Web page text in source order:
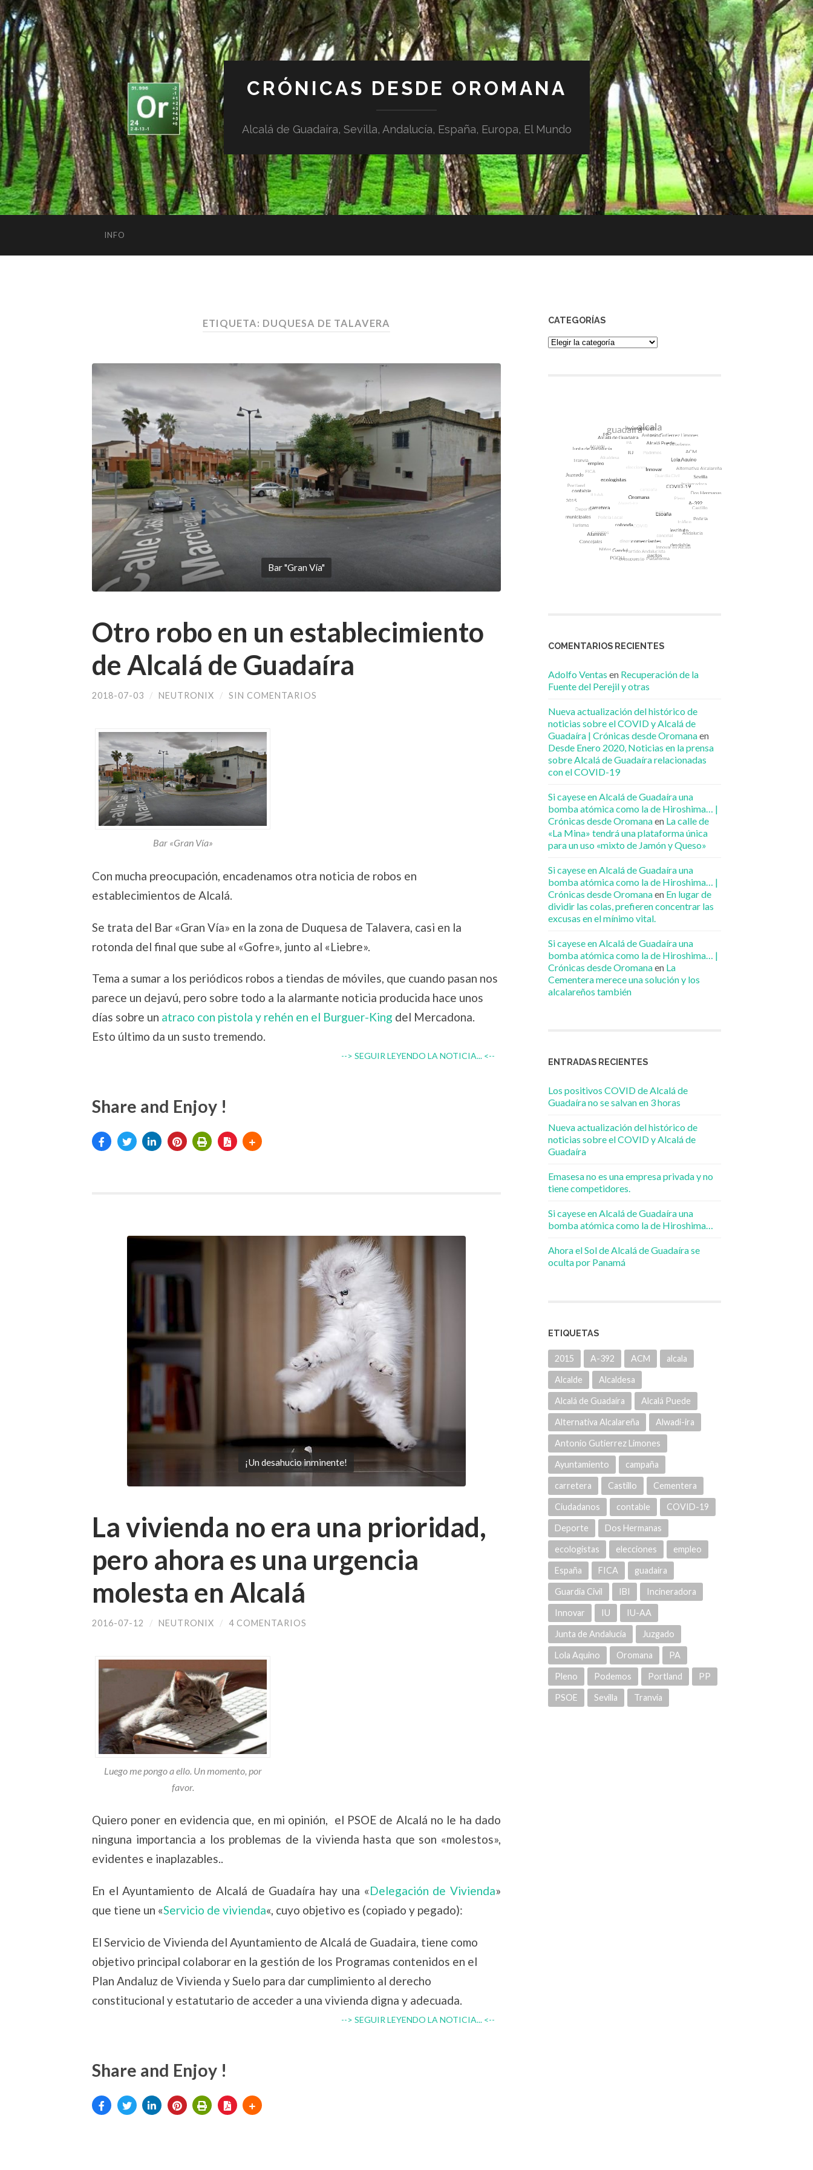
CRÓNICAS DESDE OROMANA
Alcalá de Guadaíra, Sevilla, Andalucía, España, Europa, El Mundo
INFO
ETIQUETA: DUQUESA DE TALAVERA
Bar "Gran Vía"
Otro robo en un establecimiento
de Alcalá de Guadaíra
2018-07-03 / NEUTRONIX / SIN COMENTARIOS
Bar «Gran Vía»
Con mucha preocupación, encadenamos otra noticia de robos en
establecimientos de Alcalá.
Se trata del Bar «Gran Vía» en la zona de Duquesa de Talavera, casi en la
rotonda del final que sube al «Gofre», junto al «Liebre».
Tema a sumar a los periódicos robos a tiendas de móviles, que cuando pasan nos
parece un dejavú, pero sobre todo a la alarmante noticia producida hace unos
días sobre un atraco con pistola y rehén en el Burguer-King del Mercadona.
Esto último da un susto tremendo.
--> SEGUIR LEYENDO LA NOTICIA... <--
Share and Enjoy !
¡Un desahucio inminente!
La vivienda no era una prioridad,
pero ahora es una urgencia
molesta en Alcalá
2016-07-12 / NEUTRONIX / 4 COMENTARIOS
Luego me pongo a ello. Un momento, por
favor.
Quiero poner en evidencia que, en mi opinión, el PSOE de Alcalá no le ha dado
ninguna importancia a los problemas de la vivienda hasta que son «molestos»,
evidentes e inaplazables..
En el Ayuntamiento de Alcalá de Guadaíra hay una «Delegación de Vivienda»
que tiene un «Servicio de vivienda«, cuyo objetivo es (copiado y pegado):
El Servicio de Vivienda del Ayuntamiento de Alcalá de Guadaira, tiene como
objetivo principal colaborar en la gestión de los Programas contenidos en el
Plan Andaluz de Vivienda y Suelo para dar cumplimiento al derecho
constitucional y estatutario de acceder a una vivienda digna y adecuada.
--> SEGUIR LEYENDO LA NOTICIA... <--
Share and Enjoy !
CATEGORÍAS
COMENTARIOS RECIENTES
Adolfo Ventas en Recuperación de la
Fuente del Perejil y otras
Nueva actualización del histórico de
noticias sobre el COVID y Alcalá de
Guadaíra | Crónicas desde Oromanaen
Desde Enero 2020, Noticias en la prensa
sobre Alcalá de Guadaíra relacionadas
con el COVID-19
Si cayese en Alcalá de Guadaíra una
bomba atómica como la de Hiroshima… |
Crónicas desde Oromanaen La calle de
«La Mina» tendrá una plataforma única
para un uso «mixto de Jamón y Queso»
Si cayese en Alcalá de Guadaíra una
bomba atómica como la de Hiroshima… |
Crónicas desde Oromanaen En lugar de
dividir las colas, prefieren concentrar las
excusas en el mínimo vital.
Si cayese en Alcalá de Guadaíra una
bomba atómica como la de Hiroshima… |
Crónicas desde Oromanaen La
Cementera merece una solución y los
alcalareños también
ENTRADAS RECIENTES
Los positivos COVID de Alcalá de
Guadaíra no se salvan en 3 horas
Nueva actualización del histórico de
noticias sobre el COVID y Alcalá de
Guadaíra
Emasesa no es una empresa privada y no
tiene competidores.
Si cayese en Alcalá de Guadaíra una
bomba atómica como la de Hiroshima…
Ahora el Sol de Alcalá de Guadaíra se
oculta por Panamá
ETIQUETAS
2015 A-392 ACM alcala
Alcalde Alcaldesa
Alcalá de Guadaíra Alcalá Puede
Alternativa Alcalareña Alwadi-ira
Antonio Gutierrez Limones
Ayuntamiento campaña
carretera Castillo Cementera
Ciudadanos contable COVID-19
Deporte Dos Hermanas
ecologistas elecciones empleo
España FICA guadaira
Guardia Civil IBI Incineradora
Innovar IU IU-AA
Junta de Andalucía Juzgado
Lola Aquino Oromana PA
Pleno Podemos Portland PP
PSOE Sevilla Tranvía